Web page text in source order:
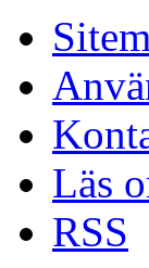
Läs
RSS